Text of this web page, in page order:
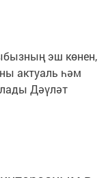
эш көнен,
актуаль һәм
Дәүләт